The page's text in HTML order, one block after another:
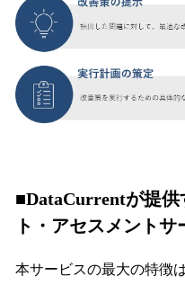
■DataCurrentが提
ト・アセスメント
本サービスの最大の特徴